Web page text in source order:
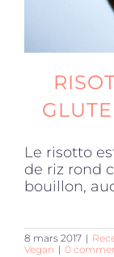
Le risotto
de riz rond
bouillon,
8 mars 2017 |
Vegan | 0